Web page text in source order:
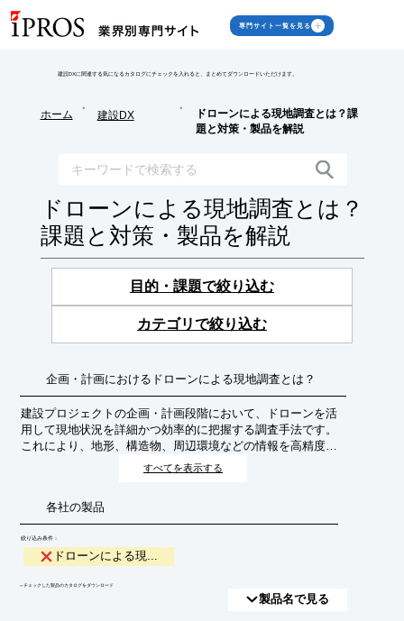
専門サイト一覧を見る
建設DXに関連する気になるカタログにチェックを入れると、まとめてダウンロードいただけます。
ホーム
>
建設DX
>
ドローンによる現地調査とは？課
題と対策・製品を解説
ドローンによる現地調査とは？
課題と対策・製品を解説
目的・課題で絞り込む
カテゴリで絞り込む
企画・計画におけるドローンによる現地調査とは？
建設プロジェクトの企画・計画段階において、ドローンを活
用して現地状況を詳細かつ効率的に把握する調査手法です。
これにより、地形、構造物、周辺環境などの情報を高精度に
収集し、より現実的で実現可能性の高い計画策定を支援しま
すべてを表示する
各社の製品
絞り込み条件：
ドローンによる現...
​▼チェックした製品のカタログをダウンロード
製品名で見る